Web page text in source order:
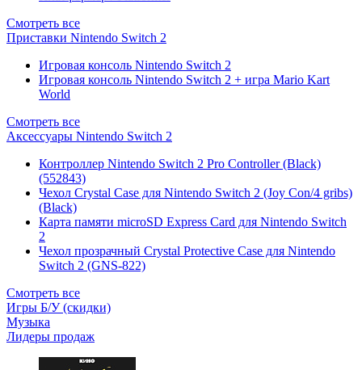
Смотреть все
Приставки Nintendo Switch 2
Игровая консоль Nintendo Switch 2
Игровая консоль Nintendo Switch 2 + игра Mario Kart
World
Смотреть все
Аксессуары Nintendo Switch 2
Контроллер Nintendo Switch 2 Pro Controller (Black)
(552843)
Чехол Сrystal Сase для Nintendo Switch 2 (Joy Con/4 gribs)
(Black)
Карта памяти microSD Express Card для Nintendo Switch
2
Чехол прозрачный Crystal Protective Case для Nintendo
Switch 2 (GNS-822)
Смотреть все
Игры Б/У (скидки)
Музыка
Лидеры продаж